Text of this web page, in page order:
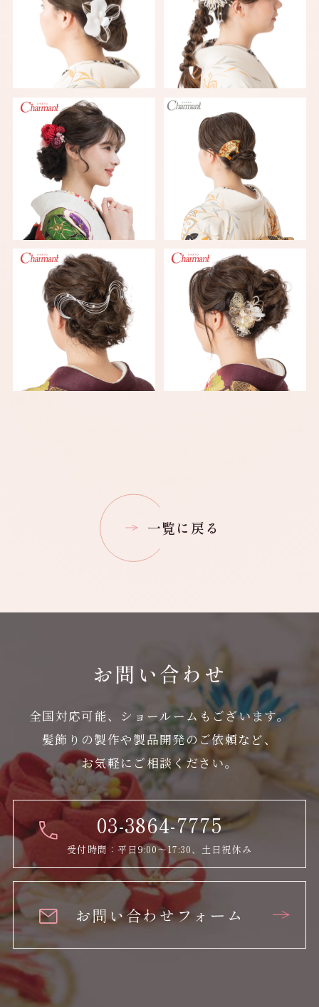
一覧に戻る
お問い合わせ
全国対応可能、ショールームもございます。
髪飾りの製作や製品開発のご依頼など、
お気軽にご相談ください。
03-3864-7775
受付時間：平日9:00～17:30、土日祝休み
お問い合わせフォーム